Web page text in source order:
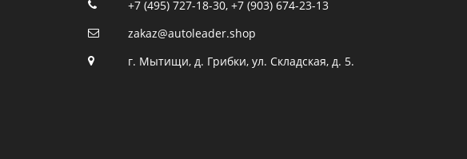
+7 (495) 727-18-30, +7 (903) 674-23-13
zakaz@autoleader.shop
г. Мытищи, д. Грибки, ул. Складская, д. 5.